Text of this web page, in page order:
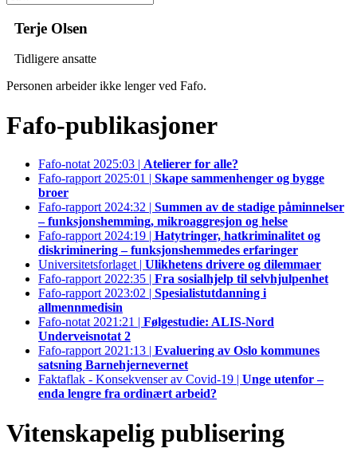
Terje Olsen
Tidligere ansatte
Personen arbeider ikke lenger ved Fafo.
Fafo-publikasjoner
Fafo-notat 2025:03 | Atelierer for alle?
Fafo-rapport 2025:01 | Skape sammenhenger og bygge
broer
Fafo-rapport 2024:32 | Summen av de stadige påminnelser
– funksjonshemming, mikroaggresjon og helse
Fafo-rapport 2024:19 | Hatytringer, hatkriminalitet og
diskriminering – funksjonshemmedes erfaringer
Universitetsforlaget | Ulikhetens drivere og dilemmaer
Fafo-rapport 2022:35 | Fra sosialhjelp til selvhjulpenhet
Fafo-rapport 2023:02 | Spesialistutdanning i
allmennmedisin
Fafo-notat 2021:21 | Følgestudie: ALIS-Nord
Underveisnotat 2
Fafo-rapport 2021:13 | Evaluering av Oslo kommunes
satsning Barnehjernevernet
Faktaflak - Konsekvenser av Covid-19 | Unge utenfor –
enda lengre fra ordinært arbeid?
Vitenskapelig publisering